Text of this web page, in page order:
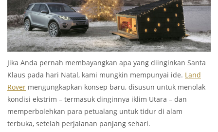
Jika Anda pernah membayangkan apa yang diinginkan Santa
Klaus pada hari Natal, kami mungkin mempunyai ide. Land
Rover mengungkapkan konsep baru, disusun untuk menolak
kondisi ekstrim – termasuk dinginnya iklim Utara – dan
memperbolehkan para petualang untuk tidur di alam
terbuka, setelah perjalanan panjang sehari.